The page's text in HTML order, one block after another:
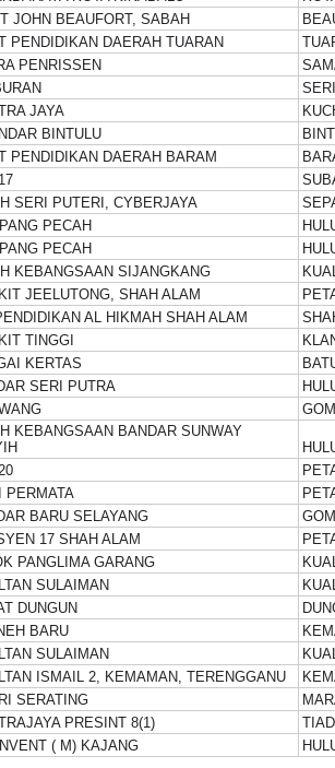
JOHN BEAUFORT, SABAH
PENDIDIKAN DAERAH TUARAN
PENRISSEN
JAYA
BINTULU
PENDIDIKAN DAERAH BARAM
SERI PUTERI, CYBERJAYA
PECAH
PECAH
KEBANGSAAN SIJANGKANG
JEELUTONG, SHAH ALAM
AL HIKMAH SHAH ALAM
TINGGI
KERTAS
SERI PUTRA
KEBANGSAAN BANDAR SUNWAY
PERMATA
BARU SELAYANG
17 SHAH ALAM
PANGLIMA GARANG
SULAIMAN
DUNGUN
BARU
SULAIMAN
ISMAIL 2, KEMAMAN, TERENGGANU
SERATING
PRESINT 8(1)
( M) KAJANG
8 :
lalu
MAJLIS
(FESTIVAL
FLeP) 2026
4 hari